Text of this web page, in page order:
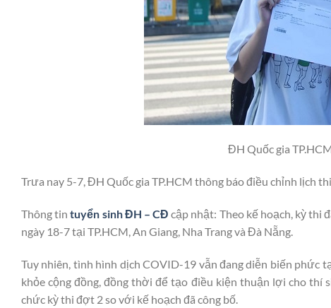
ĐH Quốc gia
Trưa nay 5-7, ĐH Quốc gia TP.HCM thông báo điều chỉnh lịch
Thông tintuyển sinh ĐH – CĐ cập nhật: Theo kế hoạch, kỳ thi
ngày 18-7 tại TP.HCM, An Giang, Nha Trang và Đà Nẵng.
Tuy nhiên, tình hình dịch COVID-19 vẫn đang diễn biến phức
khỏe cộng đồng, đồng thời để tạo điều kiện thuận lợi cho thí
chức kỳ thi đợt 2 so với kế hoạch đã công bố.